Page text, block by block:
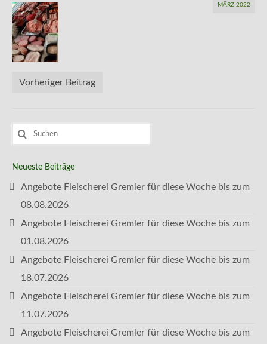
Unser Laden
Unsere Geschichte
Kontakt
MÄRZ 2022
Vorheriger Beitrag
Suchen
nach:
Neueste Beiträge
Angebote Fleischerei Gremler für diese Woche bis zum
08.08.2026
Angebote Fleischerei Gremler für diese Woche bis zum
01.08.2026
Angebote Fleischerei Gremler für diese Woche bis zum
18.07.2026
Angebote Fleischerei Gremler für diese Woche bis zum
11.07.2026
Angebote Fleischerei Gremler für diese Woche bis zum